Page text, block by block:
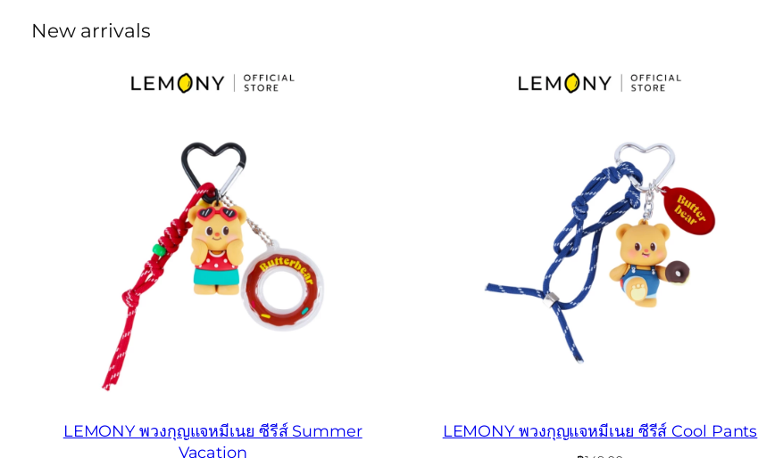
New arrivals
LEMONY พวงกุญแจหมีเนย ซีรีส์ Summer
Vacation
LEMONY พวงกุญแจหมีเนย ซีรีส์ Cool Pants